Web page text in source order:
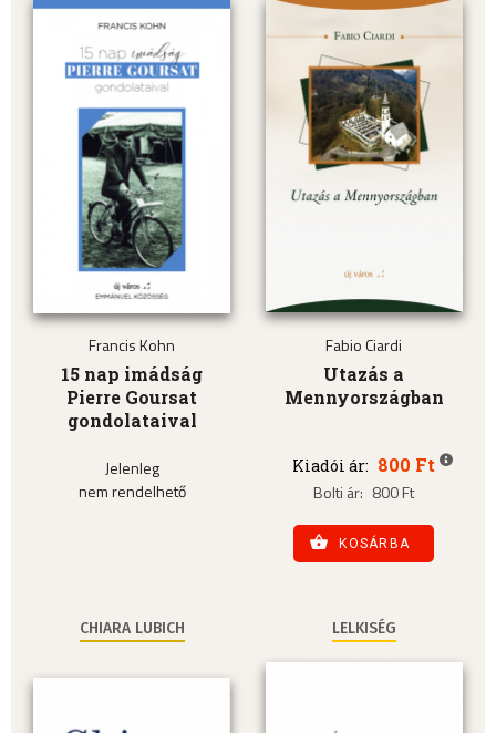
Francis Kohn
15 nap imádság
Pierre Goursat
gondolataival
Jelenleg
nem rendelhető
Fabio Ciardi
Utazás a
Mennyországban
Kiadói ár: 800 Ft
Bolti ár: 800 Ft
KOSÁRBA
CHIARA LUBICH LELKISÉG